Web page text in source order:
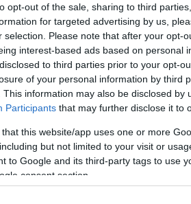
opt-out of the sale, sharing to third
for targeted advertising by us,
selection. Please note that after your opt-
interest-based ads based on personal
to third parties prior to your opt-
of your personal information by third
This information may also be disclosed by
Participants that may further disclose it to
that this website/app uses one or more
but not limited to your visit or
to Google and its third-party tags to use
consent section.